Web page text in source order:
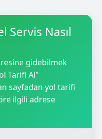
Servis Nasıl
gidebilmek
Tarifi Al"
sayfadan yol tarifi
ilgili adrese